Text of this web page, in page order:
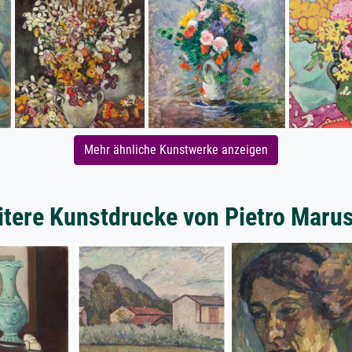
Mehr ähnliche Kunstwerke anzeigen
Kunstdrucke von Pietro